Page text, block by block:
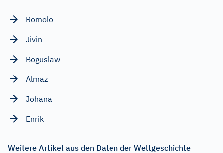
Romolo
Jivin
Boguslaw
Almaz
Johana
Enrik
Weitere Artikel aus den Daten der Weltgeschichte